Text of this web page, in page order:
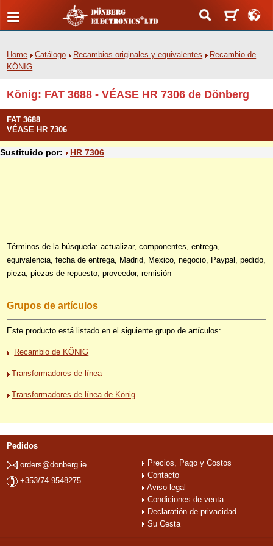
Home Catálogo Recambios originales y equivalentes
Recambio de
KÖNIG
König: FAT 3688 - VÉASE HR 7306 de Dönberg
FAT 3688
VÉASE HR 7306
Sustituido por: HR 7306
Términos de la búsqueda: actualizar, componentes, entrega,
equivalencia, fecha de entrega, Madrid, Mexico, negocio, Paypal, pedido,
pieza, piezas de repuesto, proveedor, remisión
Grupos de artículos
Este producto está listado en el siguiente grupo de artículos:
Recambio de KÖNIG
Transformadores de línea
Transformadores de línea de König
Pedidos
orders@donberg.ie
+353/74-9548275
Precios, Pago y Costos
Contacto
Aviso legal
Condiciones de venta
Declaratión de privacidad
Su Cesta